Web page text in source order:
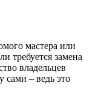
мастера или
требуется замена
владельцев
– ведь это